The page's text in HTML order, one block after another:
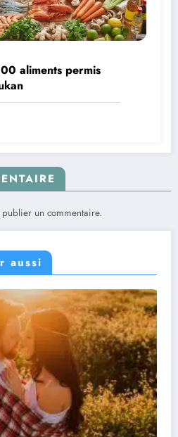
aliments permis
un commentaire.
aussi